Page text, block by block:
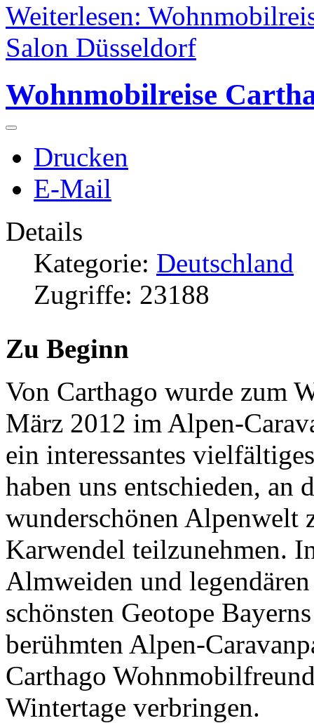
Weiterlesen:
Salon Düsseldorf
Wohnmobilreise
Drucken
E-Mail
Details
Kategorie: Deutschland
Zugriffe: 23188
Zu Beginn
Von Carthago wurde zum
März 2012 im Alpen-
ein interessantes
haben uns entschieden, an
wunderschönen Alpenwelt
Karwendel teilzunehmen.
Almweiden und
schönsten Geotope
berühmten Alpen-
Carthago
Wintertage verbringen.